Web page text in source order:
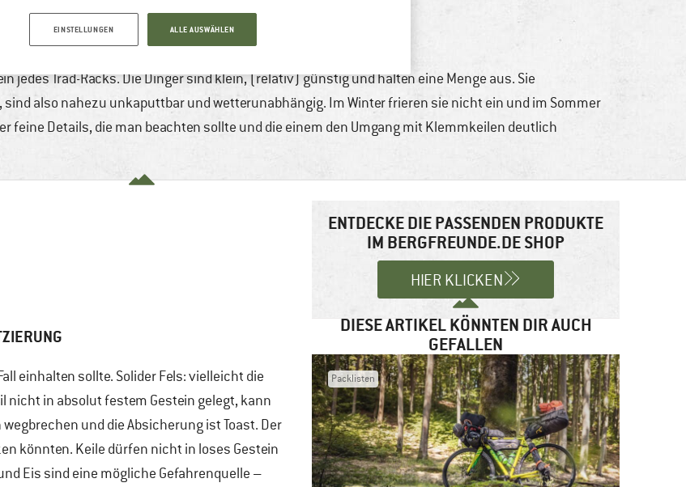
DAS THEMA KLEMMKEILE
3 min Keine Kommentare
Klettern & Bouldern
jedes Trad-Racks. Die Dinger sind klein, (relativ) günstig und halten eine Menge aus. Sie
also nahezu unkaputtbar und wetterunabhängig. Im Winter frieren sie nicht ein und im Sommer
feine Details, die man beachten sollte und die einem den Umgang mit Klemmkeilen deutlich
einhalten sollte. Solider Fels: vielleicht die
nicht in absolut festem Gestein gelegt, kann
und die Absicherung ist Toast. Der
könnten. Keile dürfen nicht in loses Gestein
Eis sind eine mögliche Gefahrenquelle –
ENTDECKE DIE PASSENDEN PRODUKTE
IM BERGFREUNDE.DE SHOP
HIER KLICKEN
DIESE ARTIKEL KÖNNTEN DIR AUCH
GEFALLEN
Packlisten
EINSTELLUNGEN ALLE AUSWÄHLEN